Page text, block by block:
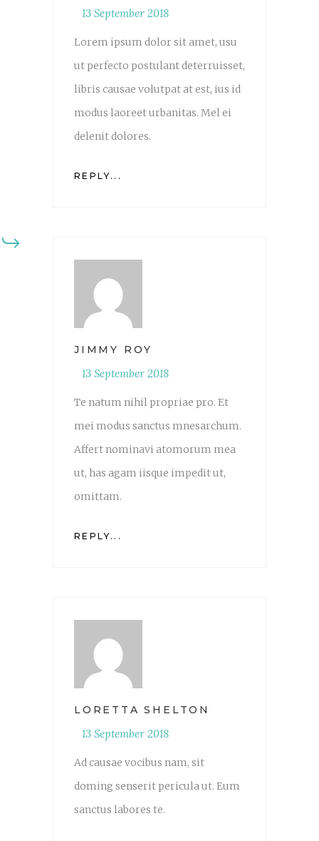
13 September 2018
Lorem ipsum dolor sit amet, usu
ut perfecto postulant deterruisset,
libris causae volutpat at est, ius id
modus laoreet urbanitas. Mel ei
delenit dolores.
REPLY...
JIMMY ROY
13 September 2018
Te natum nihil propriae pro. Et
mei modus sanctus mnesarchum.
Affert nominavi atomorum mea
ut, has agam iisque impedit ut,
omittam.
REPLY...
LORETTA SHELTON
13 September 2018
Ad causae vocibus nam, sit
doming senserit pericula ut. Eum
sanctus labores te.